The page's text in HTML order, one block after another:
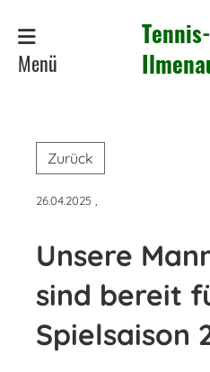
Menü
Zurück
26.04.2025
Unsere
sind bereit
Spielsaison